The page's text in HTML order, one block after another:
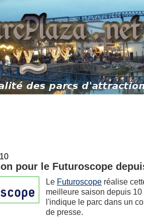
pour le Futuroscope
Le Futuroscoperéalise
meilleure saison depuis 10
l'indique le parc dans un
de presse.